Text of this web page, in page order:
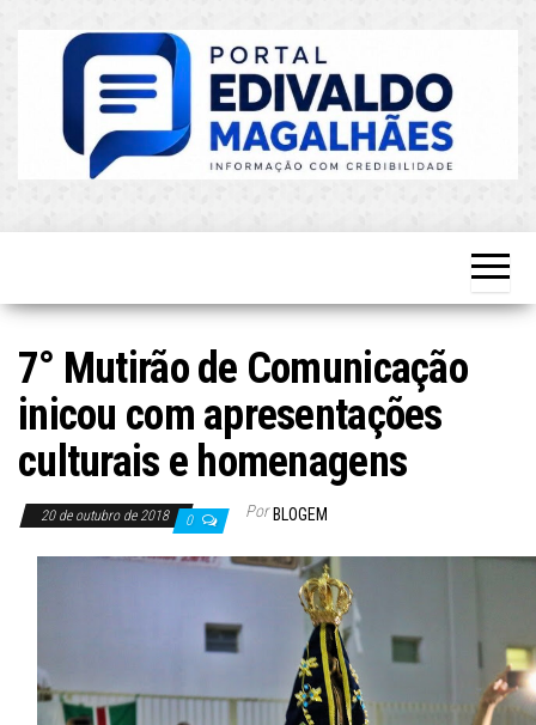
Atualizado!
7° Mutirão de Comunicação
inicou com apresentações
culturais e homenagens
20 de outubro de 2018 0 Por BLOGEM